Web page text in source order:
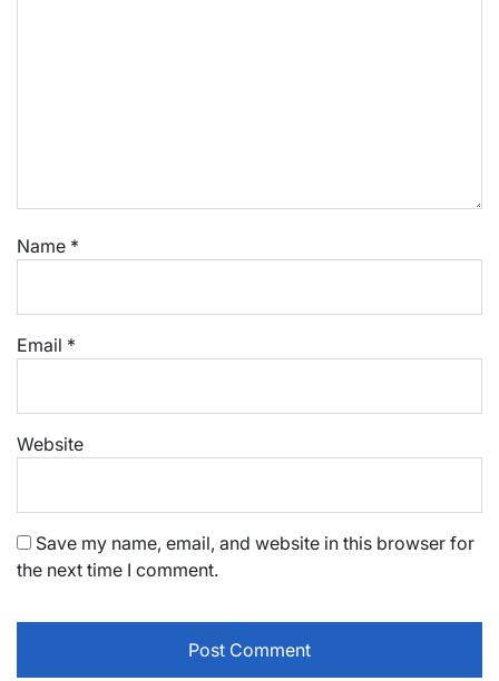
Name *
Email *
Website
Save my name, email, and website in this browser for
the next time I comment.